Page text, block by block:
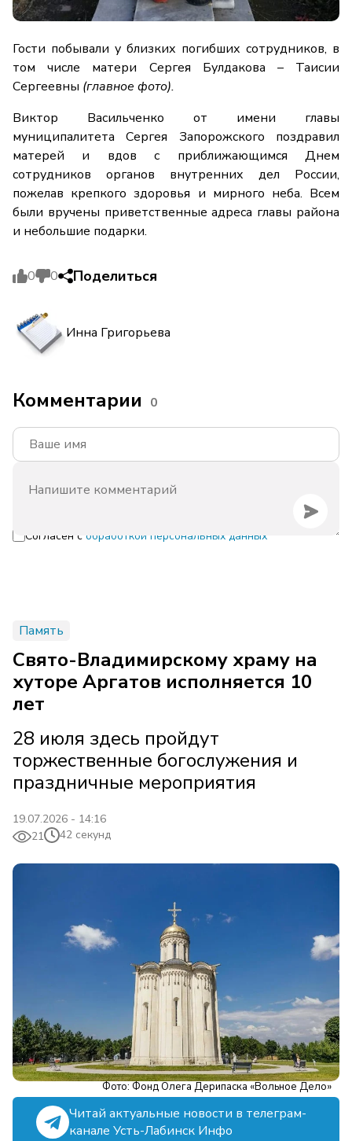
Гости побывали у близких погибших сотрудников, в
том числе матери Сергея Булдакова – Таисии
Сергеевны (главное фото).
Виктор Васильченко от имени главы
муниципалитета Сергея Запорожского поздравил
матерей и вдов с приближающимся Днем
сотрудников органов внутренних дел России,
пожелав крепкого здоровья и мирного неба. Всем
были вручены приветственные адреса главы района
и небольшие подарки.
0 0 Поделиться
Инна Григорьева
Комментарии 0
Согласен с обработкой персональных данных
Память
Свято-Владимирскому храму на
хуторе Аргатов исполняется 10
лет
28 июля здесь пройдут
торжественные богослужения и
праздничные мероприятия
19.07.2026 - 14:16
21
42 секунд
Фото: Фонд Олега Дерипаска «Вольное Дело»
Читай актуальные новости в телеграм-
канале Усть-Лабинск Инфо